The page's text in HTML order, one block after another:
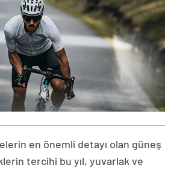
en önemli detayı olan güneş
tercihi bu yıl, yuvarlak ve